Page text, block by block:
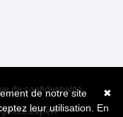
de confidentialité ✖
de notre site
leur utilisation. En